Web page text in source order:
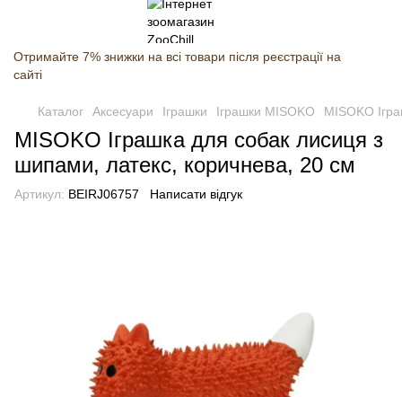
Отримайте 7% знижки на всі товари після реєстрації на
сайті
Каталог Аксесуари Іграшки Іграшки MISOKO MISOKO
MISOKO Іграшка для собак лисиця з
шипами, латекс, коричнева, 20 см
Артикул: BEIRJ06757 Написати відгук